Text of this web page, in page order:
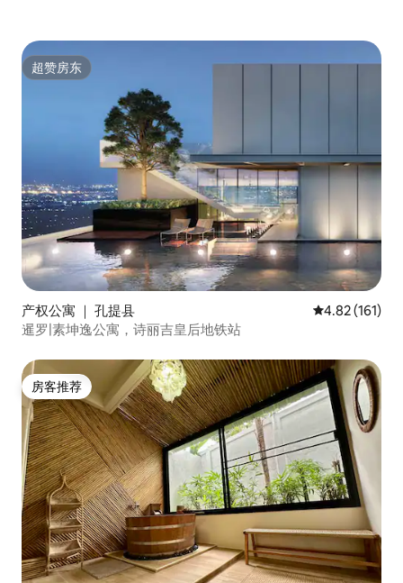
超赞房东
超赞房东
产权公寓 ｜ 孔提县 平均评分 4.82
4.82 (161)
暹罗|素坤逸公寓，诗丽吉皇后地铁站
房客推荐
房客推荐